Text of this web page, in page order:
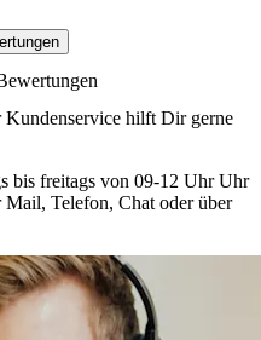
hilft Dir gerne
bis freitags von 09-12 Uhr Uhr
Mail, Telefon, Chat oder über